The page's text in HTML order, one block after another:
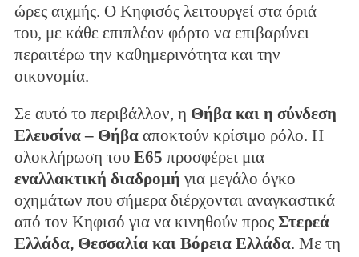
ώρες αιχμής. Ο Κηφισός λειτουργεί στα όριά
του, με κάθε επιπλέον φόρτο να επιβαρύνει
περαιτέρω την καθημερινότητα και την
οικονομία.
Σε αυτό το περιβάλλον, η Θήβα και η σύνδεση
Ελευσίνα – Θήβααποκτούν κρίσιμο ρόλο. Η
ολοκλήρωση του Ε65 προσφέρει μια
εναλλακτική διαδρομή για μεγάλο όγκο
οχημάτων που σήμερα διέρχονται αναγκαστικά
από τον Κηφισό για να κινηθούν προς Στερεά
Ελλάδα, Θεσσαλία και Βόρεια Ελλάδα. Με τη